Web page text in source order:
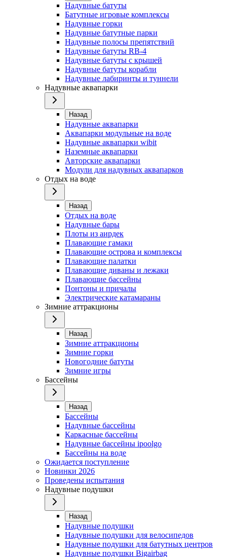
Надувные батуты
Батутные игровые комплексы
Надувные горки
Надувные батутные парки
Надувные полосы препятствий
Надувные батуты RB-4
Надувные батуты с крышей
Надувные батуты корабли
Надувные лабиринты и туннели
Надувные аквапарки
Назад
Надувные аквапарки
Аквапарки модульные на воде
Надувные аквапарки wibit
Наземные аквапарки
Авторские аквапарки
Модули для надувных аквапарков
Отдых на воде
Назад
Отдых на воде
Надувные бары
Плоты из аирдек
Плавающие гамаки
Плавающие острова и комплексы
Плавающие палатки
Плавающие диваны и лежаки
Плавающие бассейны
Понтоны и причалы
Электрические катамараны
Зимние аттракционы
Назад
Зимние аттракционы
Зимние горки
Новогодние батуты
Зимние игры
Бассейны
Назад
Бассейны
Надувные бассейны
Каркасные бассейны
Надувные бассейны ipoolgo
Бассейны на воде
Ожидается поступление
Новинки 2026
Проведены испытания
Надувные подушки
Назад
Надувные подушки
Надувные подушки для велосипедов
Надувные подушки для батутных центров
Надувные подушки Bigairbag